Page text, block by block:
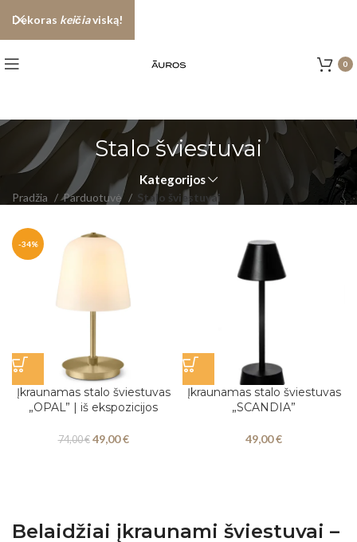
0
Stalo šviestuvai
Kategorijos
Pradžia Parduotuvė Stalo šviestuvai
-34%
Įkraunamas stalo šviestuvas
„OPAL” | iš ekspozicijos
74,00€ 49,00€
Įkraunamas stalo šviestuvas
„SCANDIA”
49,00€
Belaidžiai įkraunami šviestuvai –
Dekoras keičiaviską!